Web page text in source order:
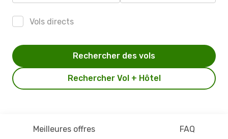
Vols directs
Rechercher Vol + Hôtel
Rechercher des vols
Meilleures offres FAQ